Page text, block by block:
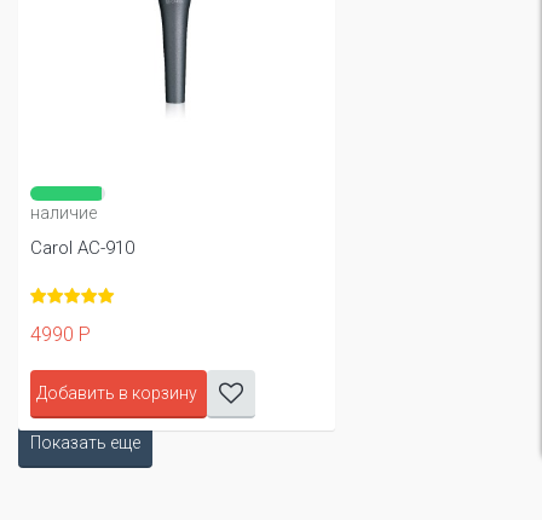
наличие
Carol AC-910
4990 Р
Добавить в корзину
Показать еще